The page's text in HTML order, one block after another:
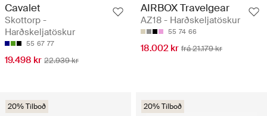
Cavalet
Skottorp -
Harðskeljatöskur
55 67 77
19.498 kr 22.939 kr
AIRBOX Travelgear
AZ18 - Harðskeljatöskur
55 74 66
18.002 kr frá 21.179 kr
20% Tilboð 20% Tilboð